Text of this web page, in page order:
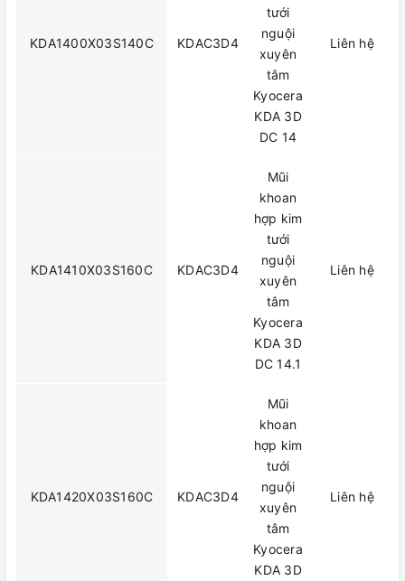
KDA1400X03S140C KDAC3D4
tưới
nguội
xuyên
tâm
Kyocera
KDA 3D
DC 14
Liên hệ
KDA1410X03S160C KDAC3D4
Mũi
khoan
hợp kim
tưới
nguội
xuyên
tâm
Kyocera
KDA 3D
DC 14.1
Liên hệ
KDA1420X03S160C KDAC3D4
Mũi
khoan
hợp kim
tưới
nguội
xuyên
tâm
Kyocera
KDA 3D
Liên hệ